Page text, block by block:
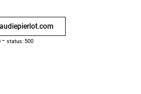
- status: 500